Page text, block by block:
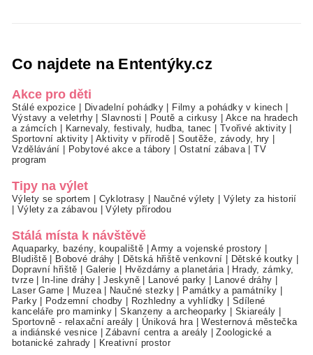
Co najdete na Ententýky.cz
Akce pro děti
Stálé expozice | Divadelní pohádky | Filmy a pohádky v kinech |
Výstavy a veletrhy|Slavnosti | Poutě a cirkusy | Akce na hradech
a zámcích | Karnevaly, festivaly, hudba, tanec | Tvořivé aktivity |
Sportovní aktivity|Aktivity v přírodě |Soutěže, závody, hry |
Vzdělávání | Pobytové akce a tábory | Ostatní zábava |TV
program
Tipy na výlet
Výlety se sportem | Cyklotrasy | Naučné výlety | Výlety za historií
| Výlety za zábavou |Výlety přírodou
Stálá místa k návštěvě
Aquaparky, bazény, koupaliště |Army a vojenské prostory |
Bludiště | Bobové dráhy | Dětská hřiště venkovní | Dětské koutky |
Dopravní hřiště | Galerie | Hvězdárny a planetária | Hrady, zámky,
tvrze| In-line dráhy |Jeskyně| Lanové parky | Lanové dráhy |
Laser Game | Muzea| Naučné stezky | Památky a památníky |
Parky| Podzemní chodby | Rozhledny a vyhlídky | Sdílené
kanceláře pro maminky |Skanzeny a archeoparky | Skiareály |
Sportovně - relaxační areály | Úniková hra |Westernová městečka
a indiánské vesnice |Zábavní centra a areály |Zoologické a
botanické zahrady | Kreativní prostor